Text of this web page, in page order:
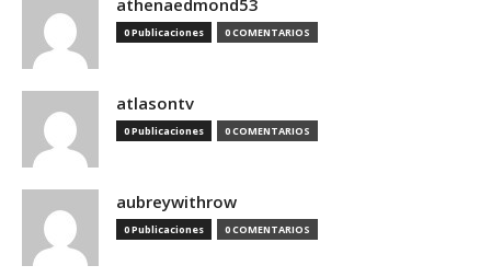
athenaedmond53
0 Publicaciones 0 COMENTARIOS
atlasontv
0 Publicaciones 0 COMENTARIOS
aubreywithrow
0 Publicaciones 0 COMENTARIOS